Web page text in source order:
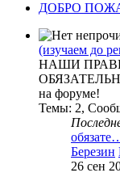
ДОБРО
(изучаем до
НАШИ
на форуме!
Темы: 2,
Березин
26 сен